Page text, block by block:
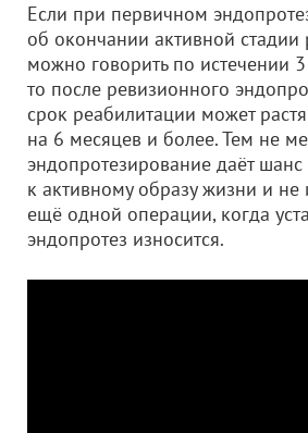
Если при первичном
об окончании активной стадии
можно говорить по истечении
то после ревизионного
срок реабилитации может
на 6 месяцев и более. Тем не
эндопротезирование даёт
к активному образу жизни и не
ещё одной операции, когда
эндопротез износится.